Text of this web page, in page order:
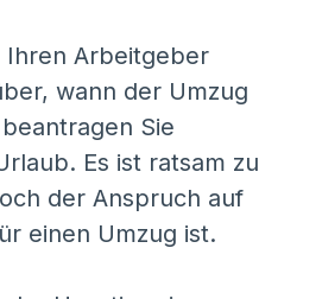
Ihren Arbeitgeber
wann der Umzug
Sie
Es ist ratsam zu
der Anspruch auf
einen Umzug ist.